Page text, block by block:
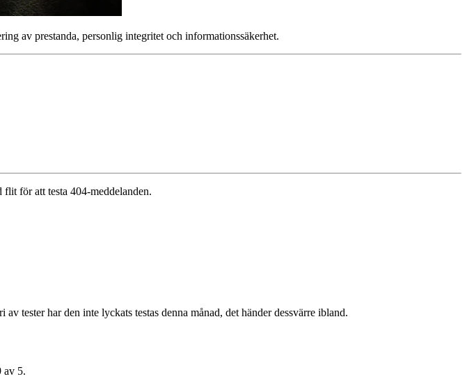
av prestanda, personlig integritet och informationssäkerhet.
flit för att testa 404-meddelanden.
tester har den inte lyckats testas denna månad, det händer dessvärre ibland.
av 5.